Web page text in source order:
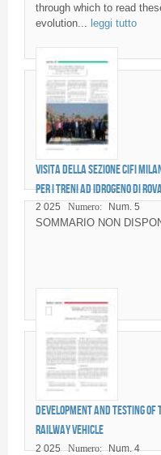
through which to read
evolution... leggi tutto
Visita della sezione CIFI
per i treni ad idrogeno di
2 025 Numero: Num. 5
SOMMARIO NON
Development and testing of
railway vehicle
2 025 Numero: Num. 4